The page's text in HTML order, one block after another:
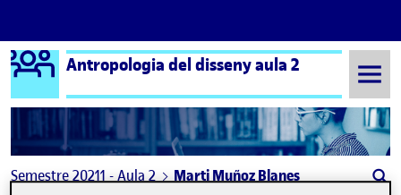
Saltar al contingut
Logo Ágora
Antropologia del disseny aula 2
Semestre 20211 - Aula 2 Marti Muñoz Blanes